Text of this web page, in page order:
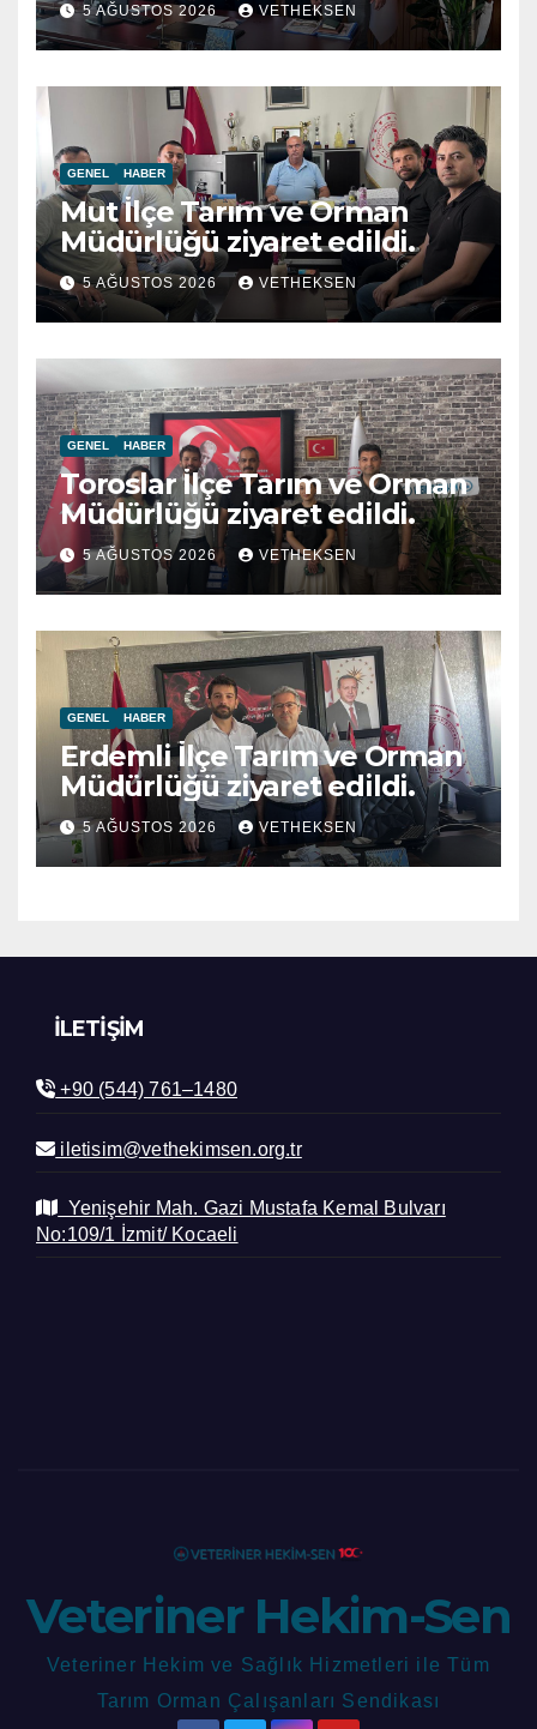
5 AĞUSTOS 2026 VETHEKSEN
GENEL HABER
Mut İlçe Tarım ve Orman
Müdürlüğü ziyaret edildi.
5 AĞUSTOS 2026 VETHEKSEN
GENEL HABER
Toroslar İlçe Tarım ve Orman
Müdürlüğü ziyaret edildi.
5 AĞUSTOS 2026 VETHEKSEN
GENEL HABER
Erdemli İlçe Tarım ve Orman
Müdürlüğü ziyaret edildi.
5 AĞUSTOS 2026 VETHEKSEN
İLETIŞIM
+90 (544) 761–1480
iletisim@vethekimsen.org.tr
Yenişehir Mah. Gazi Mustafa Kemal Bulvarı
No:109/1 İzmit/ Kocaeli
Veteriner Hekim-Sen
Veteriner Hekim ve Sağlık Hizmetleri ile Tüm
Tarım Orman Çalışanları Sendikası